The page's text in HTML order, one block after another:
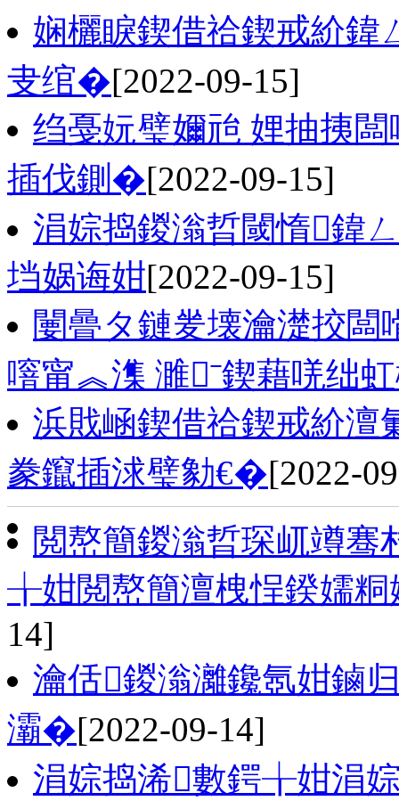
娴欐睙鍥借祫鍥戒紒鍏
叏绾�[2022-09-15]
绉戞妧璧嬭兘 娌抽挗
插伐鍘�[2022-09-15]
涓婃捣鍐滃晢閾惰鍏
垱娲诲姏[2022-09-15]
闄曡タ鏈夎壊瀹濋挍闆
噾甯︽潗 濉ˉ鍥藉唴绌
浜戝崡鍥借祫鍥戒紒澶
豢鑹插浗璧勨€�[2022-
閲嶅簡鍐滃晢琛屼竴
╁姏閲嶅簡澶栧悜鍨嬬粡
14]
瀹佸鍐滃灕鑱氬姏鏀
灞�[2022-09-14]
涓婃捣浠數鍔╁姏涓